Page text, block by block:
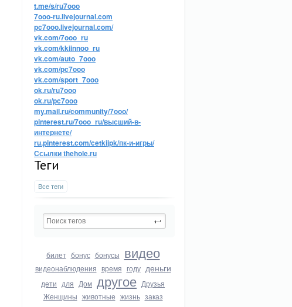
t.me/s/ru7ooo
7ooo-ru.livejournal.com
pc7ooo.livejournal.com/
vk.com/7ooo_ru
vk.com/kkiinnoo_ru
vk.com/auto_7ooo
vk.com/pc7ooo
vk.com/sport_7ooo
ok.ru/ru7ooo
ok.ru/pc7ooo
my.mail.ru/community/7ooo/
pinterest.ru/7ooo_ru/высший-в-
интернете/
ru.pinterest.com/cetkijpk/пк-и-игры/
Ссылки thehole.ru
Теги
Все теги
билет бонус бонусы видео
видеонаблюдения время году деньги
дети для Дом другое Друзья
Женщины животные жизнь заказ